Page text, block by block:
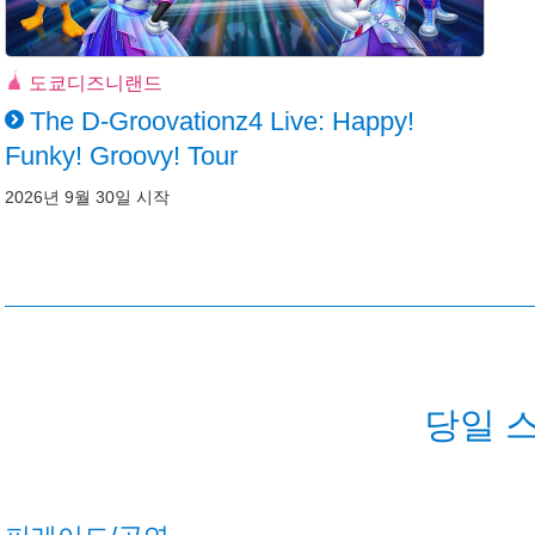
도쿄디즈니랜드
The D-Groovationz4 Live: Happy!
Funky! Groovy! Tour
2026년 9월 30일 시작
당일